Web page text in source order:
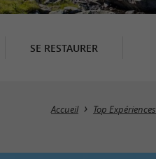
SE RESTAURER
Accueil Top Expériences